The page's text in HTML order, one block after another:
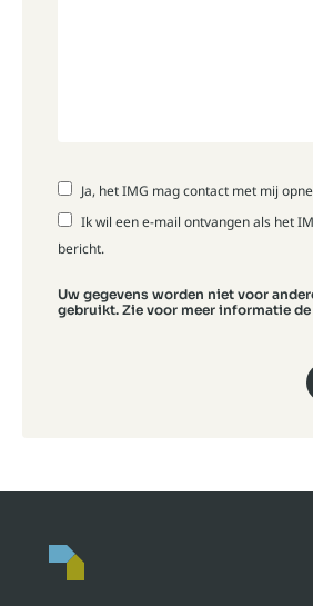
Ja, het IMG mag contact met mij
Ik wil een e-mail ontvangen als het
bericht.
Uw gegevens worden niet voor
gebruikt. Zie voor meer informatie